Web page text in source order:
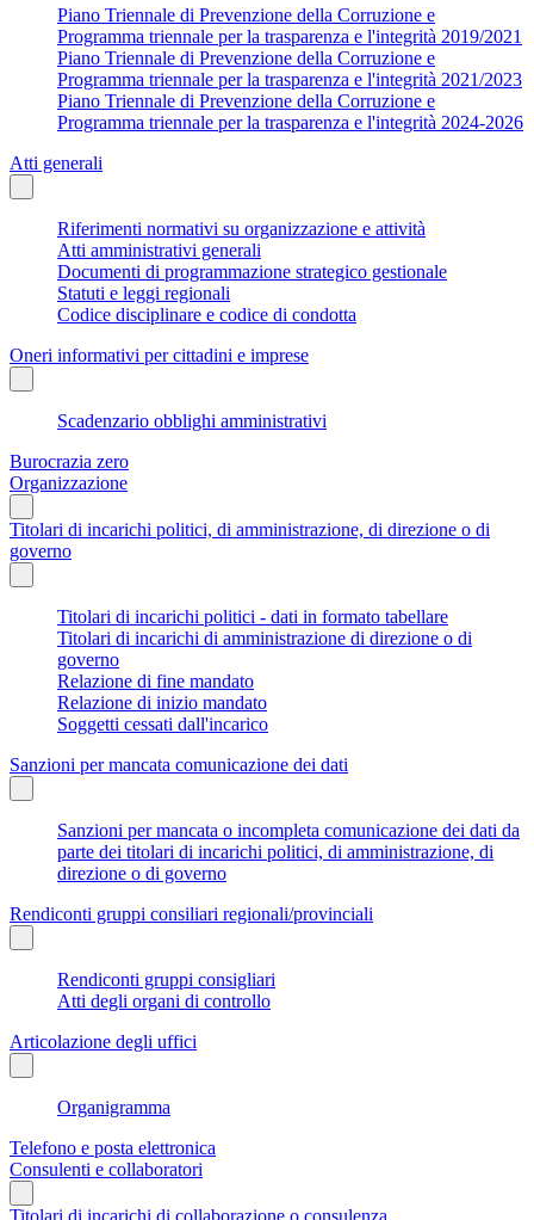
Piano Triennale di Prevenzione della Corruzione e
Programma triennale per la trasparenza e l'integrità 2019/2021
Piano Triennale di Prevenzione della Corruzione e
Programma triennale per la trasparenza e l'integrità 2021/2023
Piano Triennale di Prevenzione della Corruzione e
Programma triennale per la trasparenza e l'integrità 2024-2026
Atti generali
Riferimenti normativi su organizzazione e attività
Atti amministrativi generali
Documenti di programmazione strategico gestionale
Statuti e leggi regionali
Codice disciplinare e codice di condotta
Oneri informativi per cittadini e imprese
Scadenzario obblighi amministrativi
Burocrazia zero
Organizzazione
Titolari di incarichi politici, di amministrazione, di direzione o di
governo
Titolari di incarichi politici - dati in formato tabellare
Titolari di incarichi di amministrazione di direzione o di
governo
Relazione di fine mandato
Relazione di inizio mandato
Soggetti cessati dall'incarico
Sanzioni per mancata comunicazione dei dati
Sanzioni per mancata o incompleta comunicazione dei dati da
parte dei titolari di incarichi politici, di amministrazione, di
direzione o di governo
Rendiconti gruppi consiliari regionali/provinciali
Rendiconti gruppi consigliari
Atti degli organi di controllo
Articolazione degli uffici
Organigramma
Telefono e posta elettronica
Consulenti e collaboratori
Titolari di incarichi di collaborazione o consulenza